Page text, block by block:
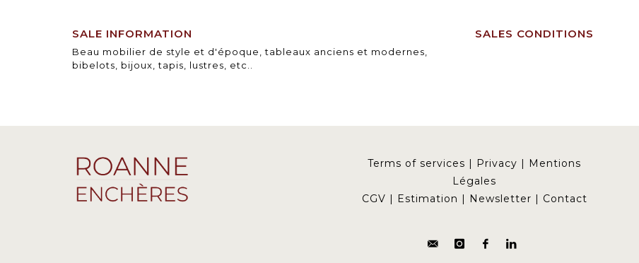
SALE INFORMATION
Beau mobilier de style et d'époque, tableaux anciens et modernes,
bibelots, bijoux, tapis, lustres, etc..
SALES CONDITIONS
Terms of services | Privacy | Mentions
Légales
CGV | Estimation | Newsletter | Contact